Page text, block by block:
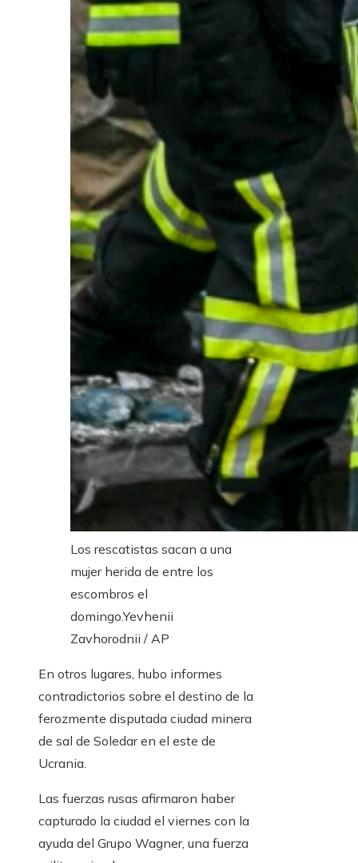
Los rescatistas sacan a una
mujer herida de entre los
escombros el
domingo.Yevhenii
Zavhorodnii / AP
En otros lugares, hubo informes
contradictorios sobre el destino de la
ferozmente disputada ciudad minera
de sal de Soledar en el este de
Ucrania.
Las fuerzas rusas afirmaron haber
capturado la ciudad el viernes con la
ayuda del Grupo Wagner, una fuerza